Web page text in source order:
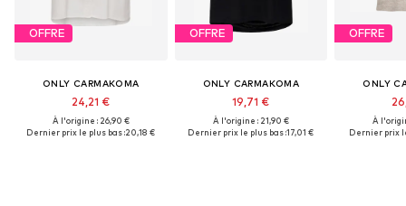
OFFRE
ONLY CARMAKOMA
24,21 €
À l'origine : 26,90 €
Dernier prix le plus bas :20,18 €
OFFRE
ONLY CARMAKOMA
19,71 €
À l'origine : 21,90 €
Dernier prix le plus bas :17,01 €
OFFRE
ONLY
À
Dernier prix